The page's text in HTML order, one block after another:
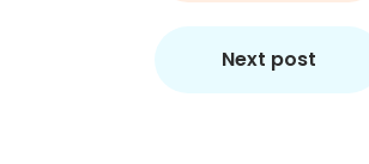
Next post